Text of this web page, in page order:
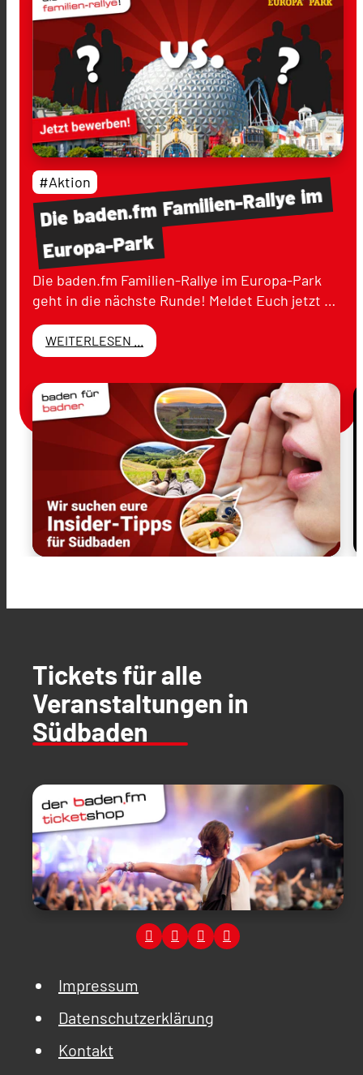
Diebaden.fmFamilien-Rallyeim
Europa-Park
#Aktion
Die baden.fm Familien-Rallye im Europa-Park
geht in die nächste Runde! Meldet Euch jetzt …
WEITERLESEN ...
Tickets für alle
Veranstaltungen in
Südbaden
Impressum
Datenschutzerklärung
Kontakt